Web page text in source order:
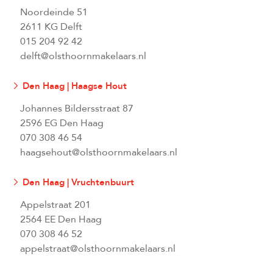
Noordeinde 51
2611 KG Delft
015 204 92 42
delft@olsthoornmakelaars.nl
Den Haag | Haagse Hout
Johannes Bildersstraat 87
2596 EG Den Haag
070 308 46 54
haagsehout@olsthoornmakelaars.nl
Den Haag | Vruchtenbuurt
Appelstraat 201
2564 EE Den Haag
070 308 46 52
appelstraat@olsthoornmakelaars.nl